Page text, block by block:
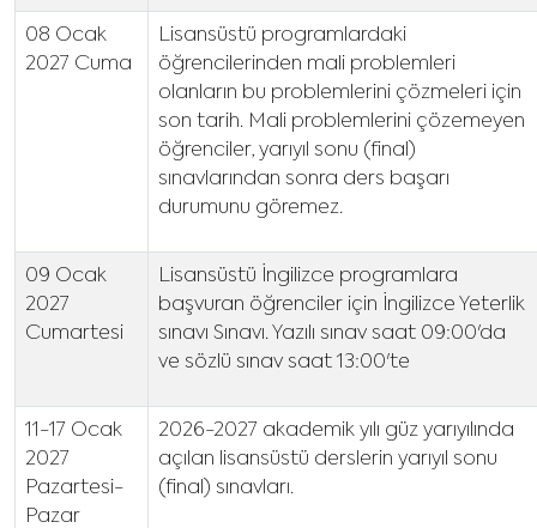
08 Ocak
2027 Cuma
Lisansüstü programlardaki
öğrencilerinden mali problemleri
olanların bu problemlerini çözmeleri için
son tarih. Mali problemlerini çözemeyen
öğrenciler, yarıyıl sonu (final)
sınavlarından sonra ders başarı
durumunu göremez.
09 Ocak
2027
Cumartesi
Lisansüstü İngilizce programlara
başvuran öğrenciler için İngilizce Yeterlik
sınavı Sınavı. Yazılı sınav saat 09:00'da
ve sözlü sınav saat 13:00'te
11-17 Ocak
2027
Pazartesi-
Pazar
2026-2027 akademik yılı güz yarıyılında
açılan lisansüstü derslerin yarıyıl sonu
(final) sınavları.